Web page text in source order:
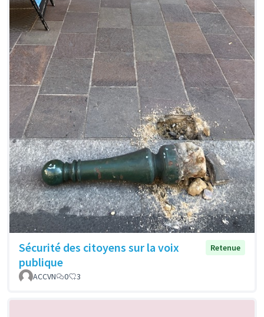
Sécurité des citoyens sur la voix
publique
Retenue
ACCVN 0 3